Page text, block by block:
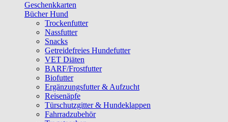
Geschenkkarten
Bücher Hund
Trockenfutter
Nassfutter
Snacks
Getreidefreies Hundefutter
VET Diäten
BARF/Frostfutter
Biofutter
Ergänzungsfutter & Aufzucht
Reisenäpfe
Türschutzgitter & Hundeklappen
Fahrradzubehör